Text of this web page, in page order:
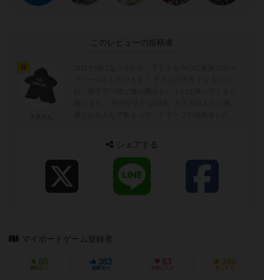
このレビューの投稿者
シェアする
マイボードゲーム登録者
80
興味あり
383
経験あり
63
お気に入り
340
持ってる